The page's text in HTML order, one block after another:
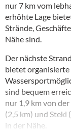
nur 7 km vom
erhöhte Lage
Strände,
Nähe sind.
Der nächste
bietet organisierte
sind bequem
nur 1,9 km von
(2,5 km) und
in der Nähe.